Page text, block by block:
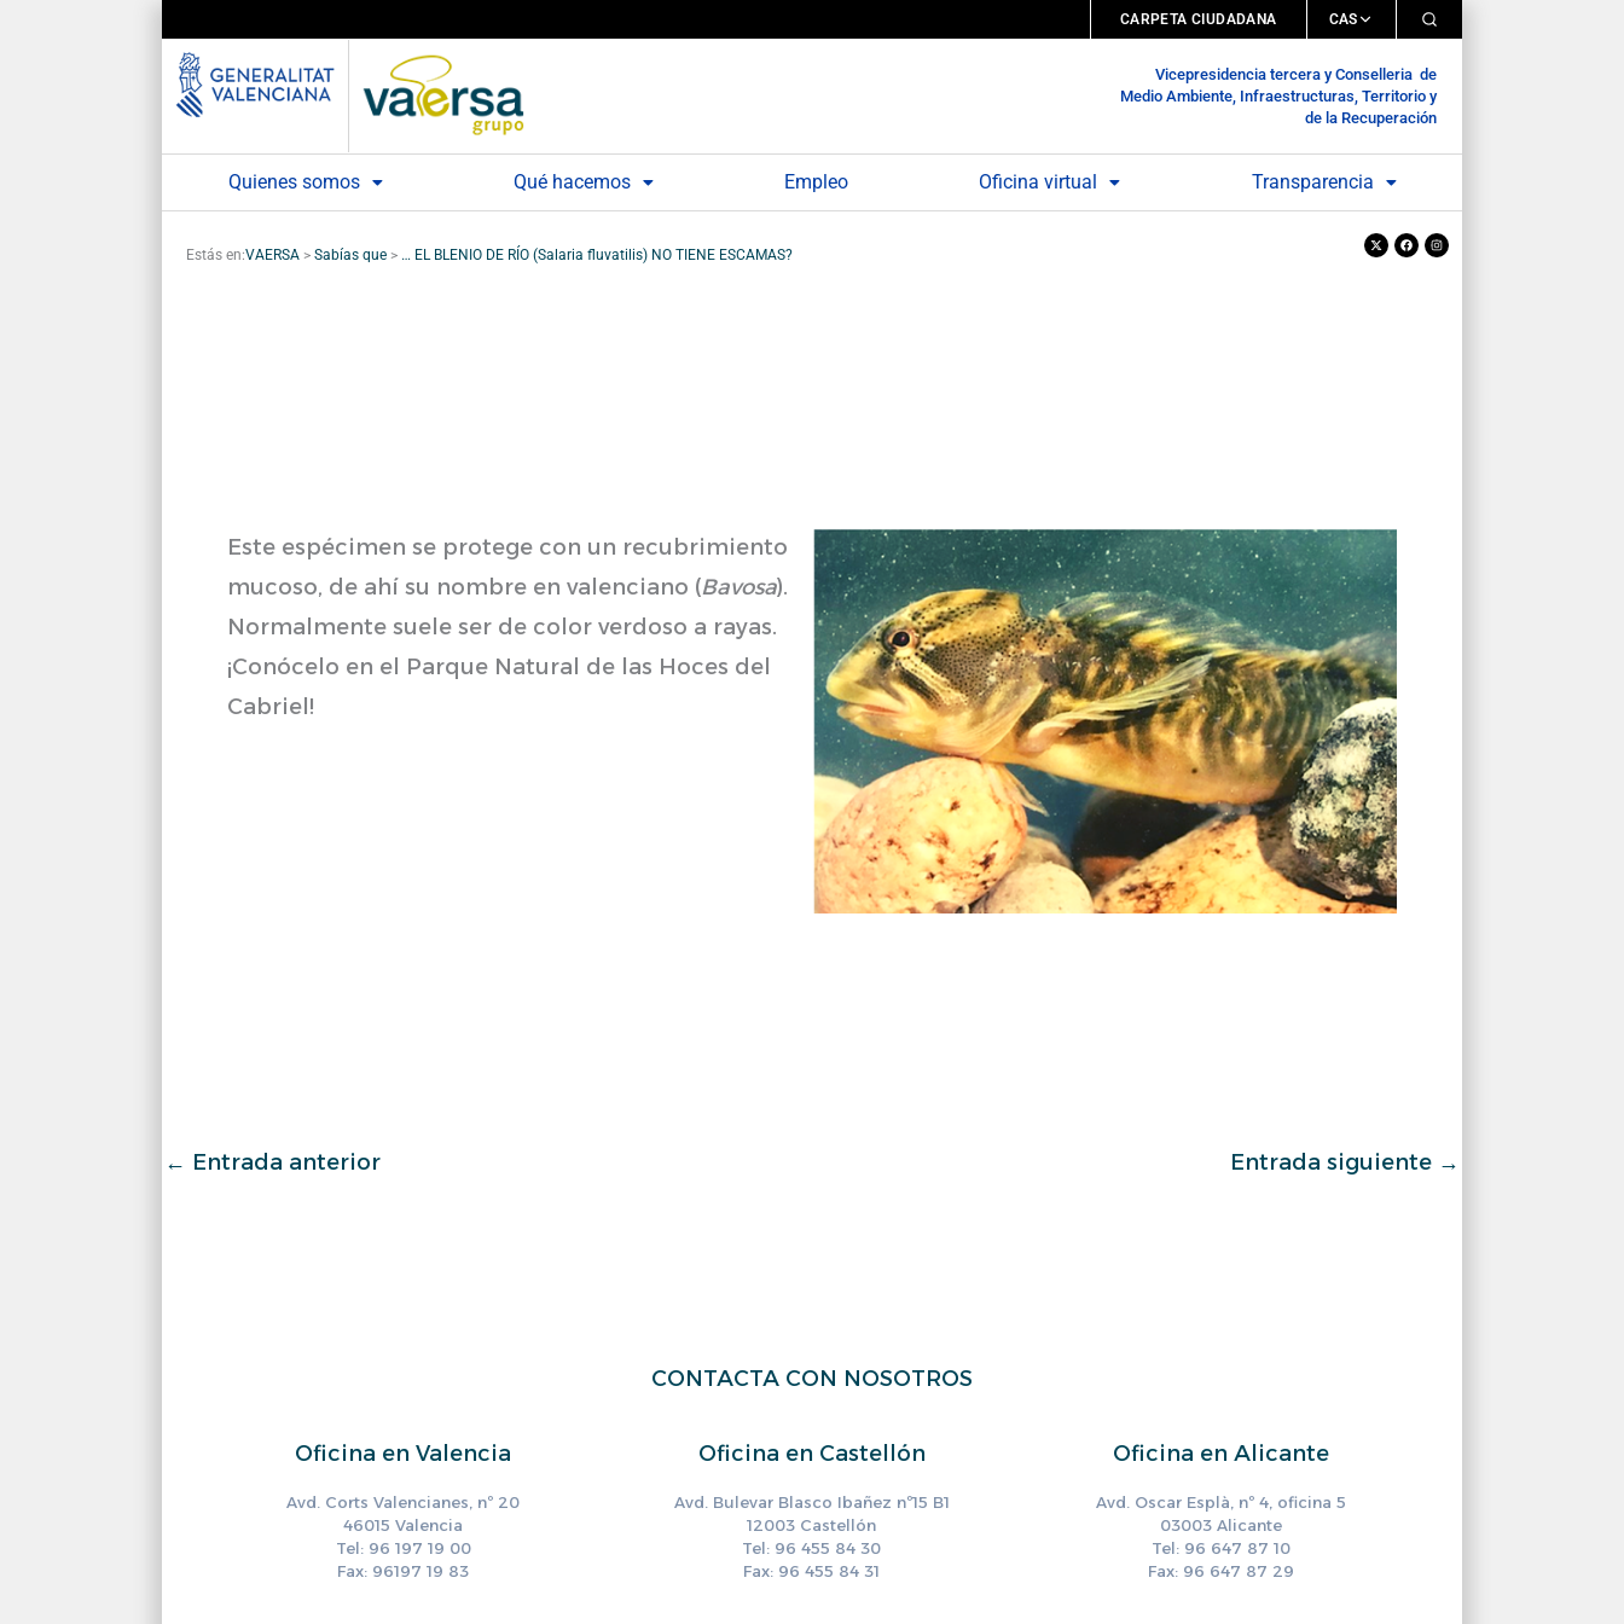
al
contenido
CARPETA CIUDADANA CAS
Vicepresidencia tercera y Conselleria de
Medio Ambiente, Infraestructuras, Territorio y
de la Recuperación
Quienes somos Qué hacemos Empleo Oficina virtual Transparencia
Estás en:VAERSA >Sabías que > … EL BLENIO DE RÍO (Salaria fluvatilis) NO TIENE ESCAMAS?
twitter
Este espécimen se protege con un recubrimiento
mucoso, de ahí su nombre en valenciano (Bavosa).
Normalmente suele ser de color verdoso a rayas.
¡Conócelo en el Parque Natural de las Hoces del
Cabriel!
← Entrada anterior Entrada siguiente →
CONTACTA CON NOSOTROS
Oficina en Valencia
Avd. Corts Valencianes, nº 20
46015 Valencia
Tel: 96 197 19 00
Fax: 96197 19 83
Oficina en Castellón
Avd. Bulevar Blasco Ibañez nº15 B1
12003 Castellón
Tel: 96 455 84 30
Fax: 96 455 84 31
Oficina en Alicante
Avd. Oscar Esplà, nº 4, oficina 5
03003 Alicante
Tel: 96 647 87 10
Fax: 96 647 87 29